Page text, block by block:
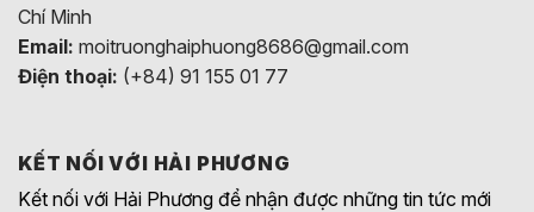
Chí Minh
Email: moitruonghaiphuong8686@gmail.com
Điện thoại: (+84) 91 155 01 77
KẾT NỐI VỚI HẢI PHƯƠNG
Kết nối với Hải Phương để nhận được những tin tức mới